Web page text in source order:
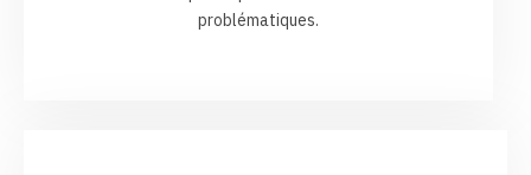
problématiques.